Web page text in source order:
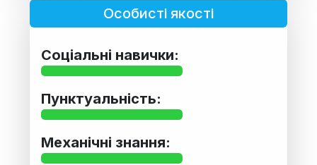
Особисті якості
Соціальні навички:
Пунктуальність:
Механічні знання: